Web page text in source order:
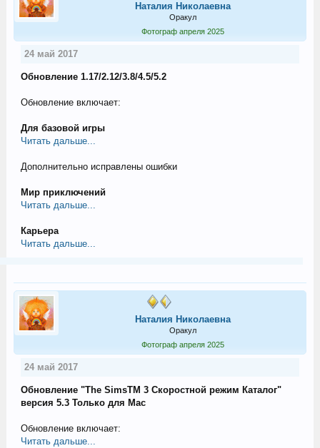
Наталия Николаевна
Оракул
Фотограф апреля 2025
24 май 2017
Обновление 1.17/2.12/3.8/4.5/5.2
Обновление включает:
Для базовой игры
Читать дальше...
Дополнительно исправлены ошибки
Мир приключений
Читать дальше...
Карьера
Читать дальше...
Наталия Николаевна
Оракул
Фотограф апреля 2025
24 май 2017
Обновление "The SimsTM 3 Скоростной режим Каталог"
версия 5.3 Только для Mac
Обновление включает:
Читать дальше...